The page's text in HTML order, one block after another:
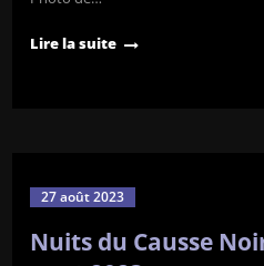
Lire la suite
27 août 2023
Nuits du Causse